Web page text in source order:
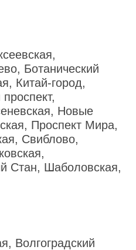
Ботанический
Китай-город,
Новые
Проспект Мира,
Свиблово,
Стан, Шаболовская,
Волгоградский